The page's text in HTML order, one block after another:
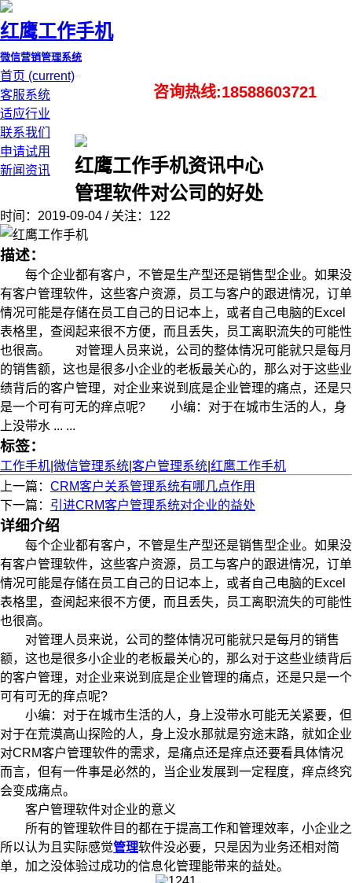
红鹰工作手机
微信营销管理系统
首页 (current)
客服系统
适应行业
联系我们
申请试用
新闻资讯
咨询热线:18588603721
红鹰工作手机资讯中心
管理软件对公司的好处
时间：2019-09-04 / 关注：122
描述：
每个企业都有客户，不管是生产型还是销售型企业。如果没
有客户管理软件，这些客户资源，员工与客户的跟进情况，订单
情况可能是存储在员工自己的日记本上，或者自己电脑的Excel
表格里，查阅起来很不方便，而且丢失，员工离职流失的可能性
也很高。 对管理人员来说，公司的整体情况可能就只是每月
的销售额，这也是很多小企业的老板最关心的，那么对于这些业
绩背后的客户管理，对企业来说到底是企业管理的痛点，还是只
是一个可有可无的痒点呢? 小编：对于在城市生活的人，身
上没带水 ... ...
标签：
工作手机 微信管理系统 客户管理系统 红鹰工作手机
上一篇： CRM客户关系管理系统有哪几点作用
下一篇： 引进CRM客户管理系统对企业的益处
详细介绍
每个企业都有客户，不管是生产型还是销售型企业。如果没
有客户管理软件，这些客户资源，员工与客户的跟进情况，订单
情况可能是存储在员工自己的日记本上，或者自己电脑的Excel
表格里，查阅起来很不方便，而且丢失，员工离职流失的可能性
也很高。
对管理人员来说，公司的整体情况可能就只是每月的销售
额，这也是很多小企业的老板最关心的，那么对于这些业绩背后
的客户管理，对企业来说到底是企业管理的痛点，还是只是一个
可有可无的痒点呢?
小编：对于在城市生活的人，身上没带水可能无关紧要，但
对于在荒漠高山探险的人，身上没水那就是穷途末路，就如企业
对CRM客户管理软件的需求，是痛点还是痒点还要看具体情况
而言，但有一件事是必然的，当企业发展到一定程度，痒点终究
会变成痛点。
客户管理软件对企业的意义
所有的管理软件目的都在于提高工作和管理效率，小企业之
所以认为且实际感觉管理软件没必要，只是因为业务还相对简
单，加之没体验过成功的信息化管理能带来的益处。